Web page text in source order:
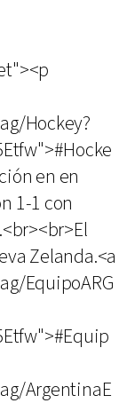
Hockey?
en en
1-1 con
Zelanda.<a
EquipoARG
ArgentinaE